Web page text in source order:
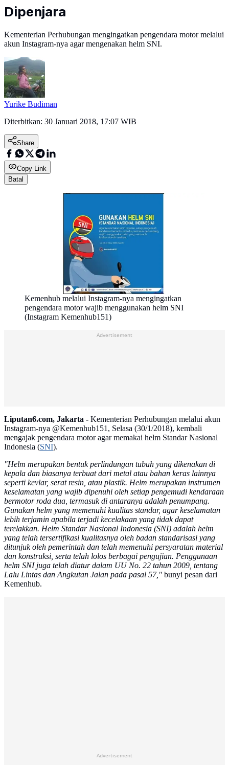
Dipenjara
Kementerian Perhubungan mengingatkan pengendara motor melalui
akun Instagram-nya agar mengenakan helm SNI.
Yurike Budiman
Diterbitkan: 30 Januari 2018, 17:07 WIB
Share
Copy Link
Batal
Kemenhub melalui Instagram-nya mengingatkan
pengendara motor wajib menggunakan helm SNI
(Instagram Kemenhub151)
Advertisement
Liputan6.com, Jakarta - Kementerian Perhubungan melalui akun
Instagram-nya @Kemenhub151, Selasa (30/1/2018), kembali
mengajak pengendara motor agar memakai helm Standar Nasional
Indonesia (SNI).
"Helm merupakan bentuk perlindungan tubuh yang dikenakan di
kepala dan biasanya terbuat dari metal atau bahan keras lainnya
seperti kevlar, serat resin, atau plastik. Helm merupakan instrumen
keselamatan yang wajib dipenuhi oleh setiap pengemudi kendaraan
bermotor roda dua, termasuk di antaranya adalah penumpang.
Gunakan helm yang memenuhi kualitas standar, agar keselamatan
lebih terjamin apabila terjadi kecelakaan yang tidak dapat
terelakkan. Helm Standar Nasional Indonesia (SNI) adalah helm
yang telah tersertifikasi kualitasnya oleh badan standarisasi yang
ditunjuk oleh pemerintah dan telah memenuhi persyaratan material
dan konstruksi, serta telah lolos berbagai pengujian. Penggunaan
helm SNI juga telah diatur dalam UU No. 22 tahun 2009, tentang
Lalu Lintas dan Angkutan Jalan pada pasal 57," bunyi pesan dari
Kemenhub.
Advertisement